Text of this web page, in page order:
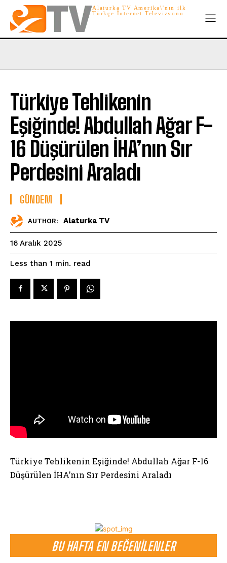
Alaturka TV Amerika\'nın ilk
Türkçe İnternet Televizyonu
BU HAFTA EN BEĞENILENLER
Türkiye Tehlikenin
Eşiğinde! Abdullah Ağar F-
16 Düşürülen İHA’nın Sır
Perdesini Araladı
GÜNDEM
AUTHOR: Alaturka TV
16 Aralık 2025
Less than 1 min. read
Türkiye Tehlikenin Eşiğinde! Abdullah Ağar F-16
Düşürülen İHA’nın Sır Perdesini Araladı